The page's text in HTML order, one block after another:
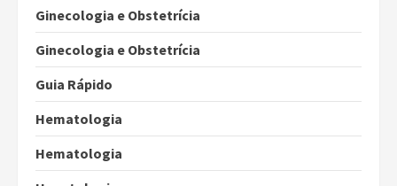
Ginecologia e Obstetrícia
Ginecologia e Obstetrícia
Guia Rápido
Hematologia
Hematologia